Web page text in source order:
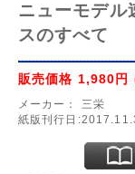
ニューモデル
スのすべて
販売価格 1,980円
メーカー：
三栄
紙版刊行日